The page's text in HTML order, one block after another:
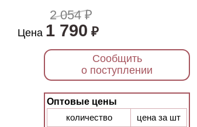
2 054 ₽
Цена 1 790 ₽
Сообщить
о поступлении
Оптовые цены
количество
цена за шт